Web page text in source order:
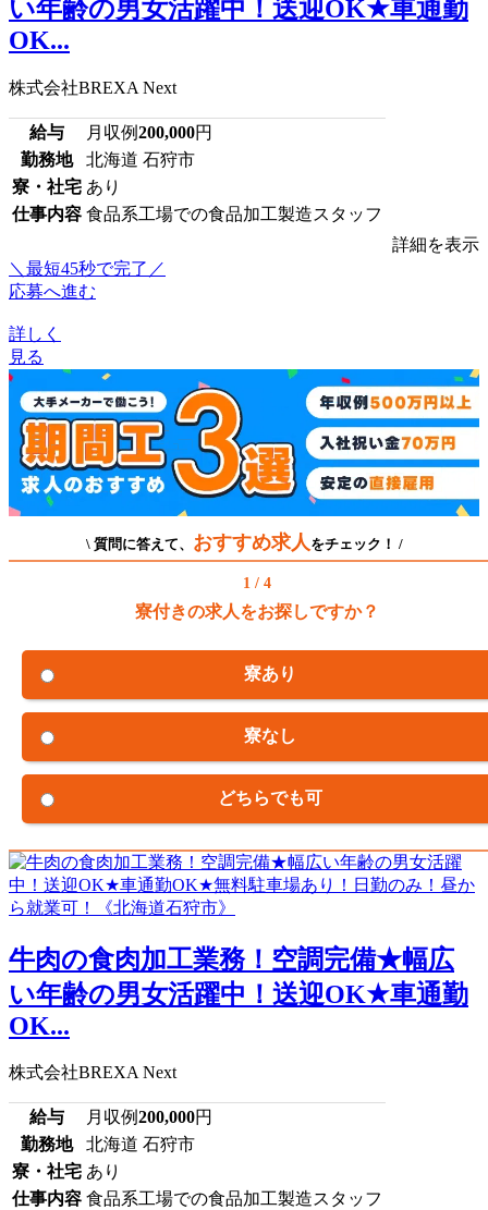
い年齢の男女活躍中！送迎OK★車通勤
OK...
株式会社BREXA Next
給与 月収例200,000円
勤務地
北海道 石狩市
寮・社宅 あり
仕事内容 食品系工場での食品加工製造スタッフ
詳細を表示
＼最短45秒で完了／
応募へ進む
詳しく
見る
\ 質問に答えて、 おすすめ求人 をチェック！ /
1 / 4
寮付きの求人をお探しですか？
寮あり
寮なし
どちらでも可
牛肉の食肉加工業務！空調完備★幅広
い年齢の男女活躍中！送迎OK★車通勤
OK...
株式会社BREXA Next
給与 月収例200,000円
勤務地
北海道 石狩市
寮・社宅 あり
仕事内容 食品系工場での食品加工製造スタッフ